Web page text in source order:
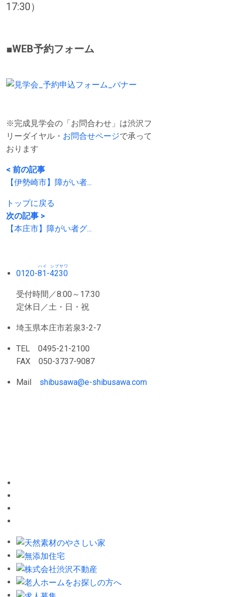
17:30）
■WEB予約フォーム
※完成見学会の「お問合わせ」は渋沢フ
リーダイヤル・ お問合せページで承って
おります
< 前の記事
【伊勢崎市】障がい者...
トップに戻る
次の記事 >
【本庄市】障がい者グ...
0120-81
ハイ
-4230
シブサワ
受付時間／8:00～17:30
定休日／土・日・祝
埼玉県本庄市若泉3-2-7
TEL 0495-21-2100
FAX 050-3737-9087
Mail shibusawa@e-shibusawa.com